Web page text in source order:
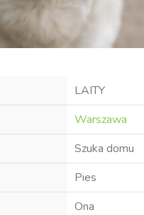
LAITY
Warszawa
Szuka domu
Pies
Ona